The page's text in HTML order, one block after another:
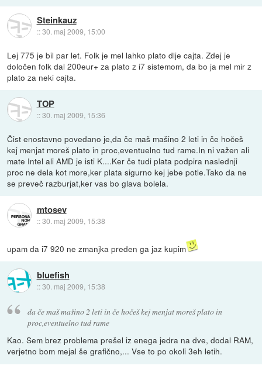
Steinkauz
::30. maj 2009, 15:00
Lej 775 je bil par let. Folk je mel lahko plato dlje cajta. Zdej je
določen folk dal 200eur+ za plato z i7 sistemom, da bo ja mel mir z
plato za neki cajta.
TOP
::30. maj 2009, 15:36
Čist enostavno povedano je,da če maš mašino 2 leti in če hočeš
kej menjat moreš plato in proc,eventuelno tud rame.In ni važen ali
mate Intel ali AMD je isti K....Ker če tudi plata podpira naslednji
proc ne dela kot more,ker plata sigurno kej jebe potle.Tako da ne
se preveč razburjat,ker vas bo glava bolela.
mtosev
::30. maj 2009, 15:38
upam da i7 920 ne zmanjka preden ga jaz kupim
bluefish
::30. maj 2009, 15:38
da če maš mašino 2 leti in če hočeš kej menjat moreš plato in
proc,eventuelno tud rame
Kao. Sem brez problema prešel iz enega jedra na dve, dodal RAM,
verjetno bom mejal še grafično,... Vse to po okoli 3eh letih.